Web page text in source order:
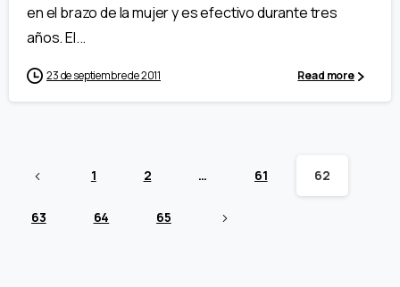
en el brazo de la mujer y es efectivo durante tres
años. El...
23 de septiembre de 2011 Read more
1 2 … 61 62
63 64 65